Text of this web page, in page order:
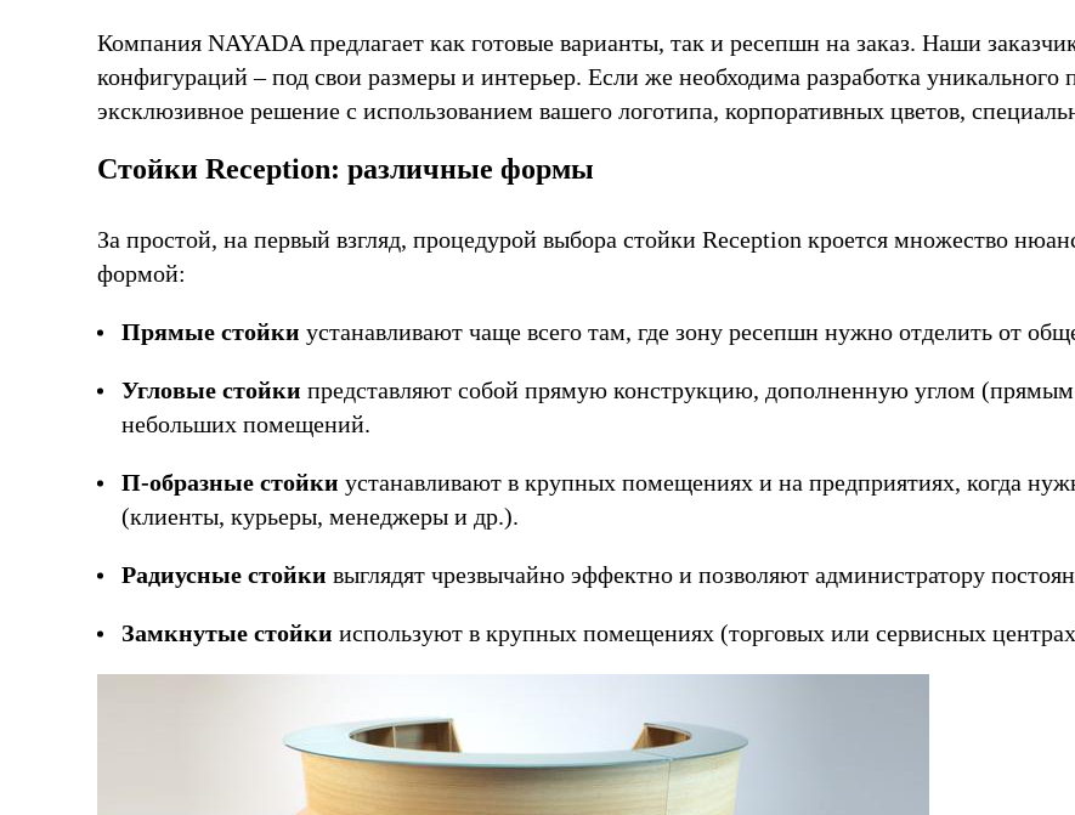
Компания NAYADA предлагает как готовые варианты, так и ресепшн на заказ. Наши
конфигураций – под свои размеры и интерьер. Если же необходима разработка уникального
эксклюзивное решение с использованием вашего логотипа, корпоративных цветов,
Стойки Reception: различные формы
За простой, на первый взгляд, процедурой выбора стойки Reception кроется множество
формой:
Прямые стойки устанавливают чаще всего там, где зону ресепшн нужно отделить от
Угловые стойки представляют собой прямую конструкцию, дополненную углом
небольших помещений.
П-образные стойки устанавливают в крупных помещениях и на предприятиях, когда
(клиенты, курьеры, менеджеры и др.).
Радиусные стойки выглядят чрезвычайно эффектно и позволяют администратору
Замкнутые стойки используют в крупных помещениях (торговых или сервисных